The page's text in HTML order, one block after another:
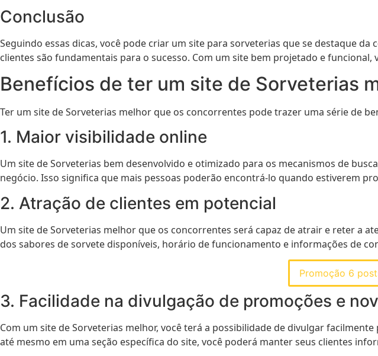
Conclusão
Seguindo essas dicas, você pode criar um site para sorveterias que se destaque
clientes são fundamentais para o sucesso. Com um site bem projetado e
Benefícios de ter um site de Sorveterias
Ter um site de Sorveterias melhor que os concorrentes pode trazer uma série de
1. Maior visibilidade online
Um site de Sorveterias bem desenvolvido e otimizado para os mecanismos de
negócio. Isso significa que mais pessoas poderão encontrá-lo quando estiverem
2. Atração de clientes em potencial
Um site de Sorveterias melhor que os concorrentes será capaz de atrair e reter a
dos sabores de sorvete disponíveis, horário de funcionamento e informações de
Promoção 6
3. Facilidade na divulgação de promoções e
Com um site de Sorveterias melhor, você terá a possibilidade de divulgar
até mesmo em uma seção específica do site, você poderá manter seus clientes